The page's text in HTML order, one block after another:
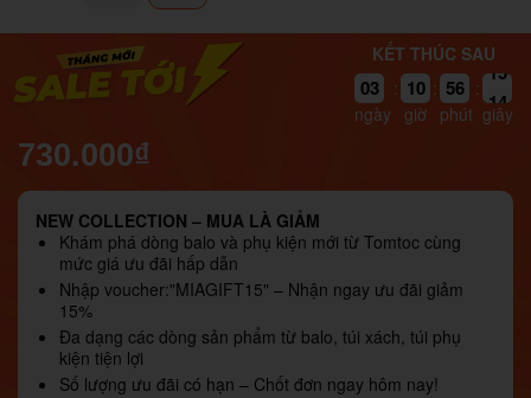
KẾT THÚC SAU
03
ngày
: 10
giờ
: 56
phút
:
15
giây
730.000₫
NEW COLLECTION – MUA LÀ GIẢM
Khám phá dòng balo và phụ kiện mới từ Tomtoc cùng
mức giá ưu đãi hấp dẫn
Nhập voucher:"MIAGIFT15" – Nhận ngay ưu đãi giảm
15%
Đa dạng các dòng sản phẩm từ balo, túi xách, túi phụ
kiện tiện lợi
Số lượng ưu đãi có hạn – Chốt đơn ngay hôm nay!